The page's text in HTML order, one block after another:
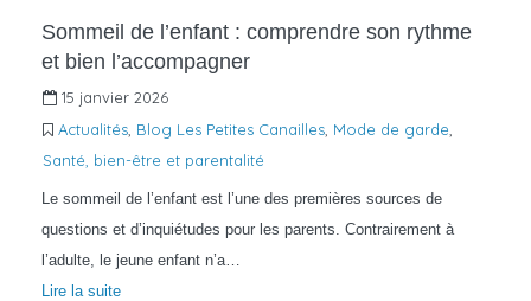
Sommeil de l’enfant : comprendre son rythme
et bien l’accompagner
15 janvier 2026
Actualités Blog Les Petites Canailles Mode de garde
Santé, bien-être et parentalité
Le sommeil de l’enfant est l’une des premières sources de
questions et d’inquiétudes pour les parents. Contrairement à
l’adulte, le jeune enfant n’a…
Lire la suite